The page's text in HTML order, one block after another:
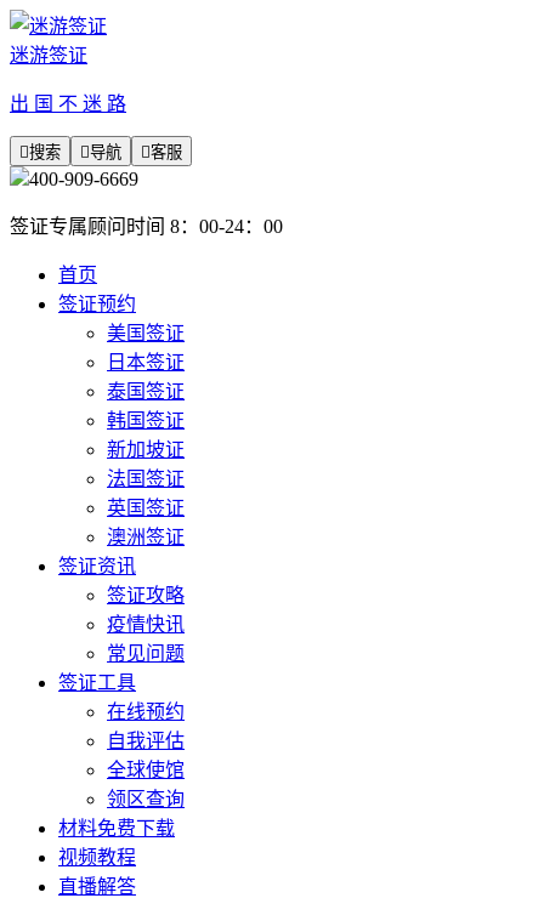
迷游签证
出 国 不 迷 路
搜索 导航 客服
400-909-6669
签证专属顾问时间 8：00-24：00
首页
签证预约
美国签证
日本签证
泰国签证
韩国签证
新加坡证
法国签证
英国签证
澳洲签证
签证资讯
签证攻略
疫情快讯
常见问题
签证工具
在线预约
自我评估
全球使馆
领区查询
材料免费下载
视频教程
直播解答